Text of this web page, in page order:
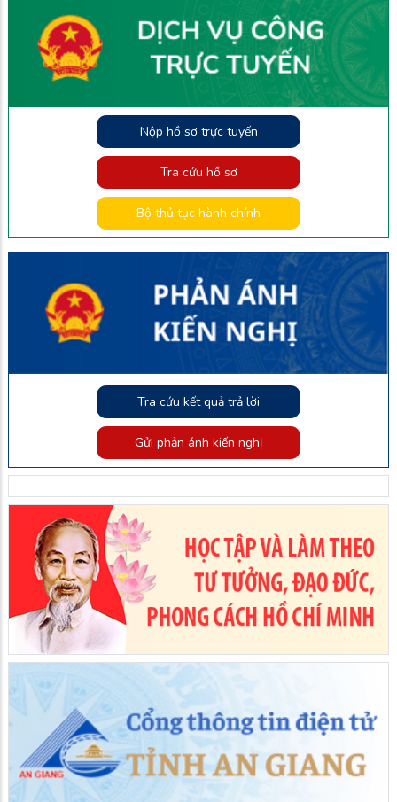
Nộp hồ sơ trực tuyến
Tra cứu hồ sơ
Bộ thủ tục hành chính
Tra cứu kết quả trả lời
Gửi phản ánh kiến nghị